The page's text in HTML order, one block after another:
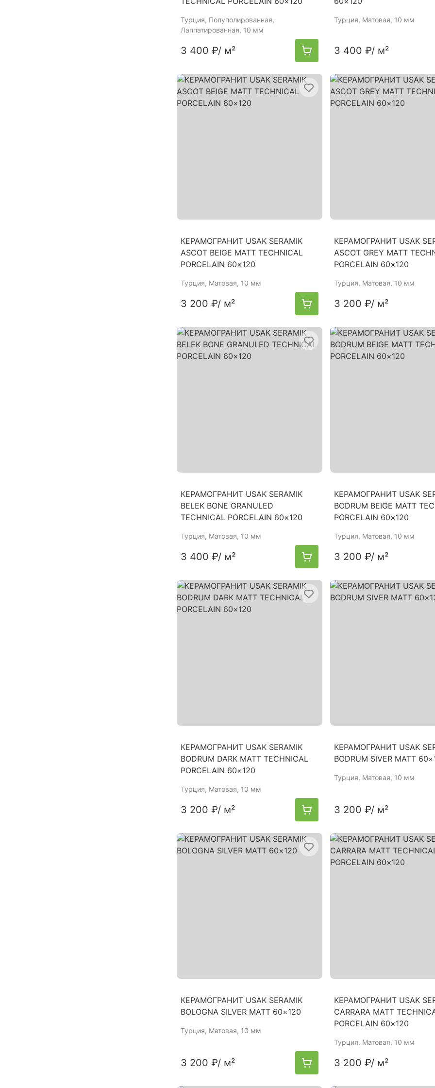
Турция, Полуполированная,
Лаппатированная, 10 мм
3 400 ₽/ м²
Турция, Матовая, 10 мм
3 400 ₽/ м²
КЕРАМОГРАНИТ USAK SERAMIK
ASCOT BEIGE MATT TECHNICAL
PORCELAIN 60×120
Турция, Матовая, 10 мм
3 200 ₽/ м²
КЕРАМОГРАНИТ USAK
ASCOT GREY MATT
PORCELAIN 60×120
Турция, Матовая, 10 мм
3 200 ₽/ м²
КЕРАМОГРАНИТ USAK SERAMIK
BELEK BONE GRANULED
TECHNICAL PORCELAIN 60×120
Турция, Матовая, 10 мм
3 400 ₽/ м²
КЕРАМОГРАНИТ USAK
BODRUM BEIGE MATT
PORCELAIN 60×120
Турция, Матовая, 10 мм
3 200 ₽/ м²
КЕРАМОГРАНИТ USAK SERAMIK
BODRUM DARK MATT TECHNICAL
PORCELAIN 60×120
Турция, Матовая, 10 мм
3 200 ₽/ м²
КЕРАМОГРАНИТ USAK
BODRUM SIVER MATT
Турция, Матовая, 10 мм
3 200 ₽/ м²
КЕРАМОГРАНИТ USAK SERAMIK
BOLOGNA SILVER MATT 60×120
Турция, Матовая, 10 мм
3 200 ₽/ м²
КЕРАМОГРАНИТ USAK
CARRARA MATT
PORCELAIN 60×120
Турция, Матовая, 10 мм
3 200 ₽/ м²